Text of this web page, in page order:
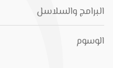
البرامج والسلاسل
الوسوم